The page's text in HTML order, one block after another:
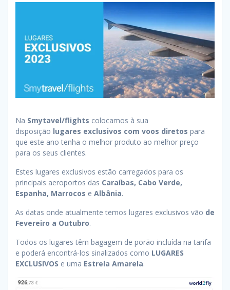
Na Smytavel/flights colocamos à sua
disposição lugares exclusivos com voos diretos para
que este ano tenha o melhor produto ao melhor preço
para os seus clientes.
Estes lugares exclusivos estão carregados para os
principais aeroportos das Caraíbas, Cabo Verde,
Espanha, Marrocos e Albânia.
As datas onde atualmente temos lugares exclusivos vão de
Fevereiro a Outubro.
Todos os lugares têm bagagem de porão incluída na tarifa
e poderá encontrá-los sinalizados como LUGARES
EXCLUSIVOS e uma Estrela Amarela.